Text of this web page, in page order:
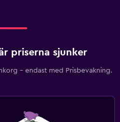
priserna sjunker
– endast med Prisbevakning.